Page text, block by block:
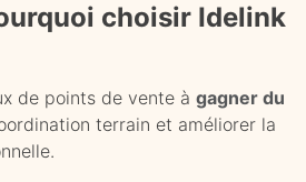
choisir Idelink
de points de vente à gagner du
terrain et améliorer la